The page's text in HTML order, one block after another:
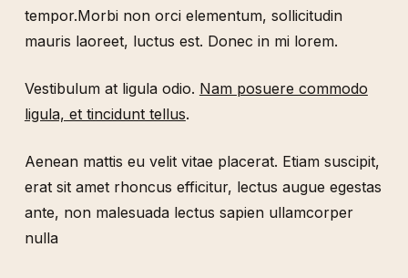
tempor.Morbi non orci elementum, sollicitudin
mauris laoreet, luctus est. Donec in mi lorem.
Vestibulum at ligula odio. Nam posuere commodo
ligula, et tincidunt tellus.
Aenean mattis eu velit vitae placerat. Etiam suscipit,
erat sit amet rhoncus efficitur, lectus augue egestas
ante, non malesuada lectus sapien ullamcorper
nulla